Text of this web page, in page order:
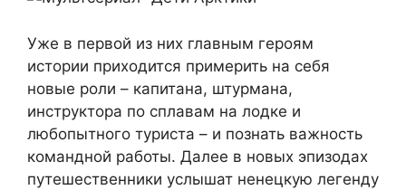
Уже в первой из них главным героям
истории приходится примерить на себя
новые роли – капитана, штурмана,
инструктора по сплавам на лодке и
любопытного туриста – и познать важность
командной работы. Далее в новых эпизодах
путешественники услышат ненецкую легенду